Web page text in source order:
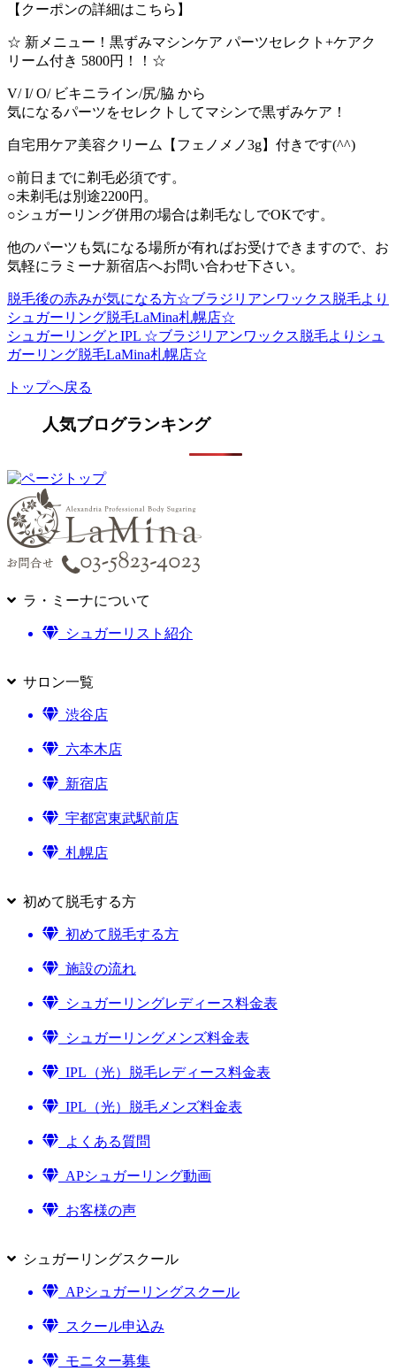
【クーポンの詳細はこちら】
☆ 新メニュー！黒ずみマシンケア パーツセレクト+ケアク
リーム付き 5800円！！☆
V/ I/ O/ ビキニライン/尻/脇 から
気になるパーツをセレクトしてマシンで黒ずみケア！
自宅用ケア美容クリーム【フェノメノ3g】付きです(^^)
○前日までに剃毛必須です。
○未剃毛は別途2200円。
○シュガーリング併用の場合は剃毛なしでOKです。
他のパーツも気になる場所が有ればお受けできますので、お
気軽にラミーナ新宿店へお問い合わせ下さい。
脱毛後の赤みが気になる方☆ブラジリアンワックス脱毛より
シュガーリング脱毛LaMina札幌店☆
シュガーリングとIPL ☆ブラジリアンワックス脱毛よりシュ
ガーリング脱毛LaMina札幌店☆
トップへ戻る
人気ブログランキング
ラ・ミーナについて
シュガーリスト紹介
サロン一覧
渋谷店
六本木店
新宿店
宇都宮東武駅前店
札幌店
初めて脱毛する方
初めて脱毛する方
施設の流れ
シュガーリングレディース料金表
シュガーリングメンズ料金表
IPL（光）脱毛レディース料金表
IPL（光）脱毛メンズ料金表
よくある質問
APシュガーリング動画
お客様の声
シュガーリングスクール
APシュガーリングスクール
スクール申込み
モニター募集